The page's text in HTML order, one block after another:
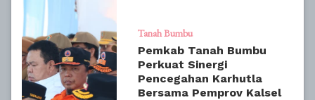
Tanah Bumbu
Pemkab Tanah Bumbu
Perkuat Sinergi
Pencegahan Karhutla
Bersama Pemprov Kalsel